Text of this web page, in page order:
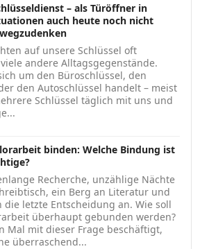
– als Türöffner in
auch heute noch nicht
auf unsere Schlüssel oft
andere Alltagsgegenstände.
um den Büroschlüssel, den
den Autoschlüssel handelt – meist
Schlüssel täglich mit uns und
binden: Welche Bindung ist
Recherche, unzählige Nächte
ein Berg an Literatur und
letzte Entscheidung an. Wie soll
überhaupt gebunden werden?
Mal mit dieser Frage beschäftigt,
überraschend...